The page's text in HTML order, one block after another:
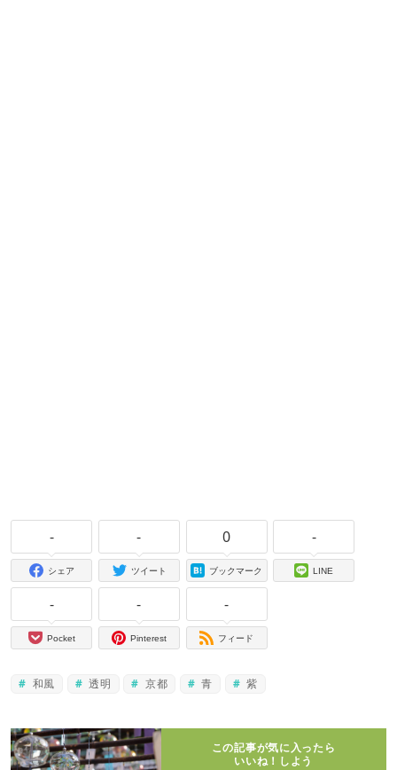
-
シェア
-
ツイート
0
ブックマーク
-
LINE
-
Pocket
-
Pinterest
-
フィード
和風 透明 京都 青 紫
この記事が気に入ったら
いいね！しよう